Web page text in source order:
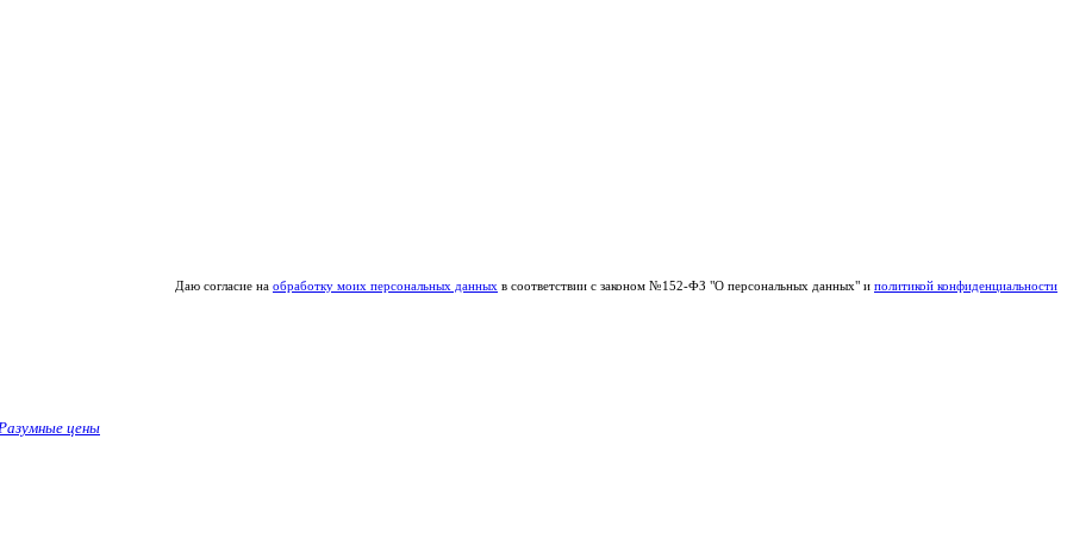
Даю согласие на обработку моих персональных данных в соответствии с законом №152-ФЗ "О персональных данных" и политикой конфиденциальности
цены